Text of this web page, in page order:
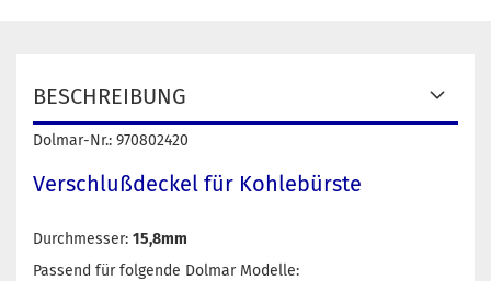
BESCHREIBUNG
Dolmar-Nr.: 970802420
Verschlußdeckel für Kohlebürste
Durchmesser: 15,8mm
Passend für folgende Dolmar Modelle: